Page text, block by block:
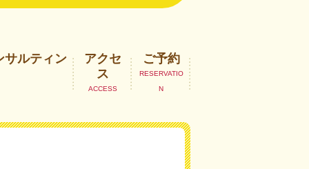
サルティン
アクセ
ス
ご予約